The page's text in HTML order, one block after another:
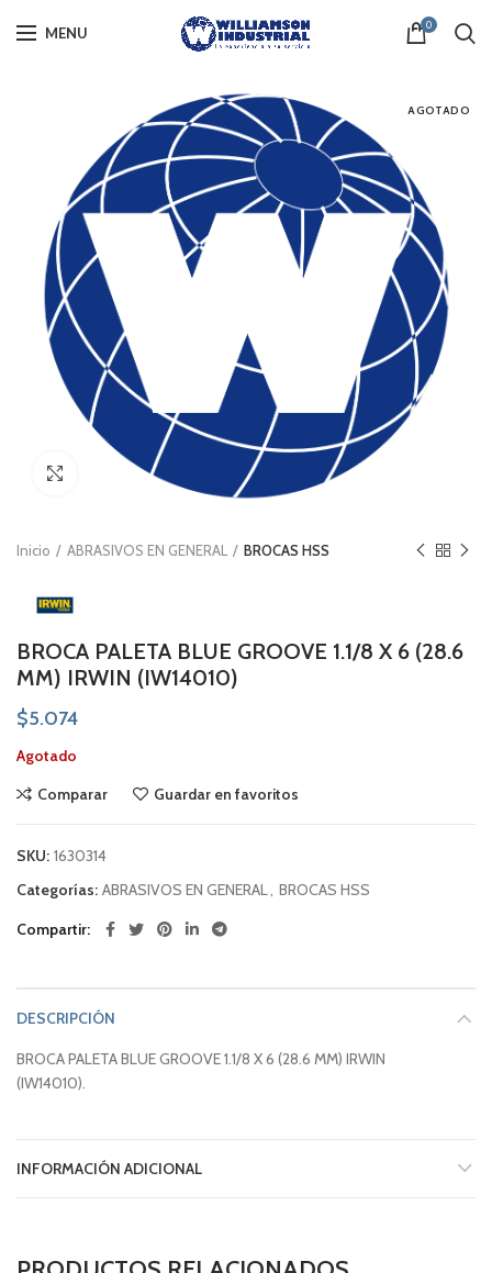
MENU 0
AGOTADO
Click to enlarge
Inicio ABRASIVOS EN GENERAL BROCAS HSS
BROCA PALETA BLUE GROOVE 1.1/8 X 6 (28.6
MM) IRWIN (IW14010)
$5.074
Agotado
Comparar
Guardar en favoritos
SKU: 1630314
Categorías: ABRASIVOS EN GENERAL, BROCAS HSS
Compartir
DESCRIPCIÓN
BROCA PALETA BLUE GROOVE 1.1/8 X 6 (28.6 MM) IRWIN
(IW14010).
INFORMACIÓN ADICIONAL